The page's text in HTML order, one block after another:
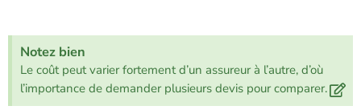
Notez bien
Le coût peut varier fortement d’un assureur à l’autre, d’où
l’importance de demander plusieurs devis pour comparer.